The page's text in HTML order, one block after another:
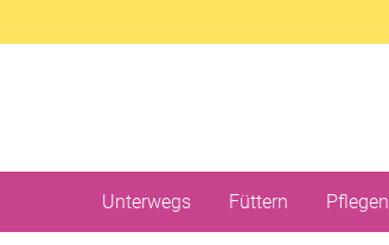
Unterwegs Füttern Pflegen